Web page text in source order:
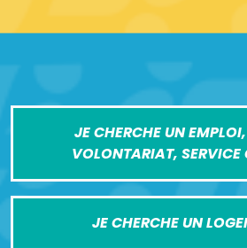
JE CHERCHE UN
VOLONTARIAT, SERVICE
JE CHERCHE UN